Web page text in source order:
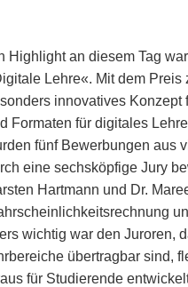
Highlight an diesem Tag
Lehre«. Mit dem
innovatives
Formaten für digitales
fünf Bewerbungen aus
eine sechsköpfige Jury
Hartmann und Dr.
wichtig war den Juroren,
übertragbar sind,
für Studierende